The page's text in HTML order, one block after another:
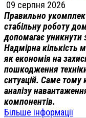
09 серпня 2026
Правильно
стабільну роботу
допомагає уникнути
Надмірна кількість
як економія на
пошкодження
ситуацій. Саме тому
аналізу
компонентів.
Більше інформації